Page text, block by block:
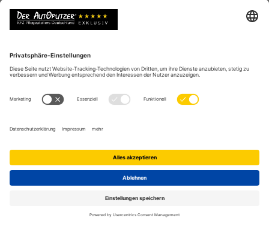
GEBRAUCHTER LEXUS
LEASINGAUTO VW TOUAREG
Smartrepair preiswert & schnell